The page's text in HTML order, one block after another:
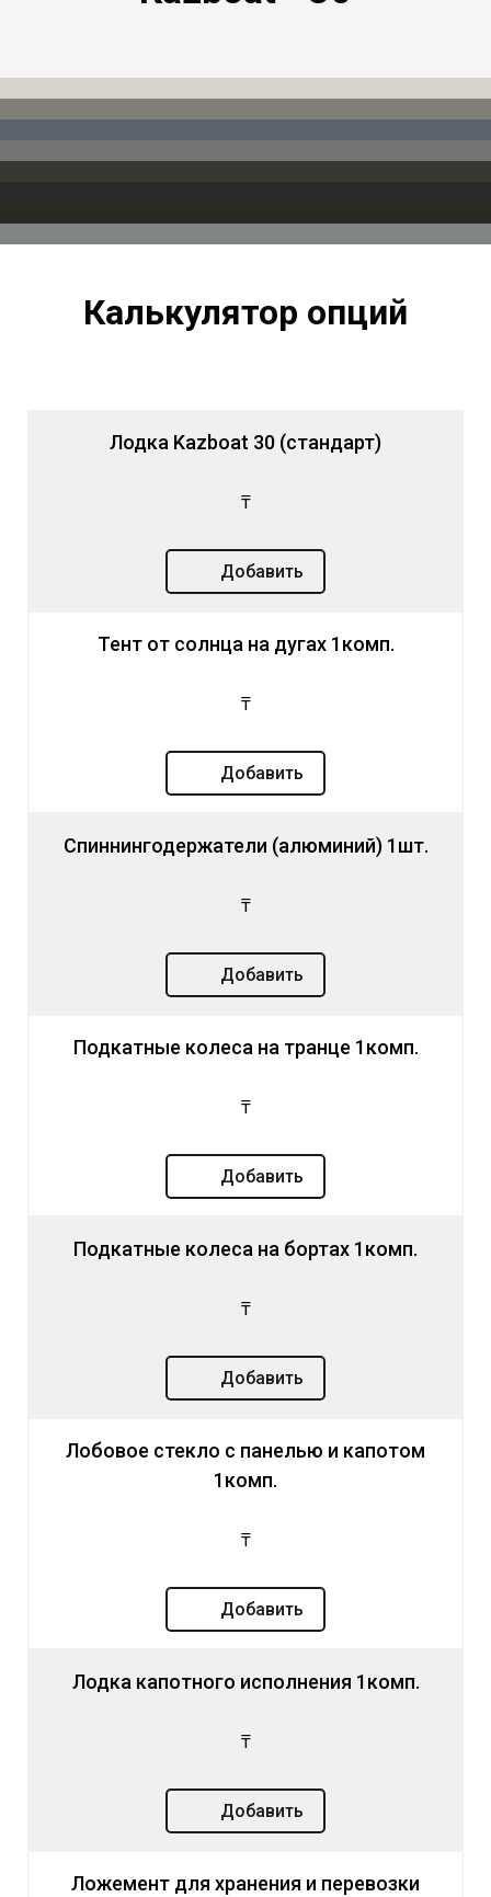
Калькулятор опций
Лодка Kazboat 30 (стандарт)
₸
Добавить
Тент от солнца на дугах 1комп.
₸
Добавить
Спиннингодержатели (алюминий) 1шт.
₸
Добавить
Подкатные колеса на транце 1комп.
₸
Добавить
Подкатные колеса на бортах 1комп.
₸
Добавить
Лобовое стекло с панелью и капотом
1комп.
₸
Добавить
Лодка капотного исполнения 1комп.
₸
Добавить
Ложемент для хранения и перевозки